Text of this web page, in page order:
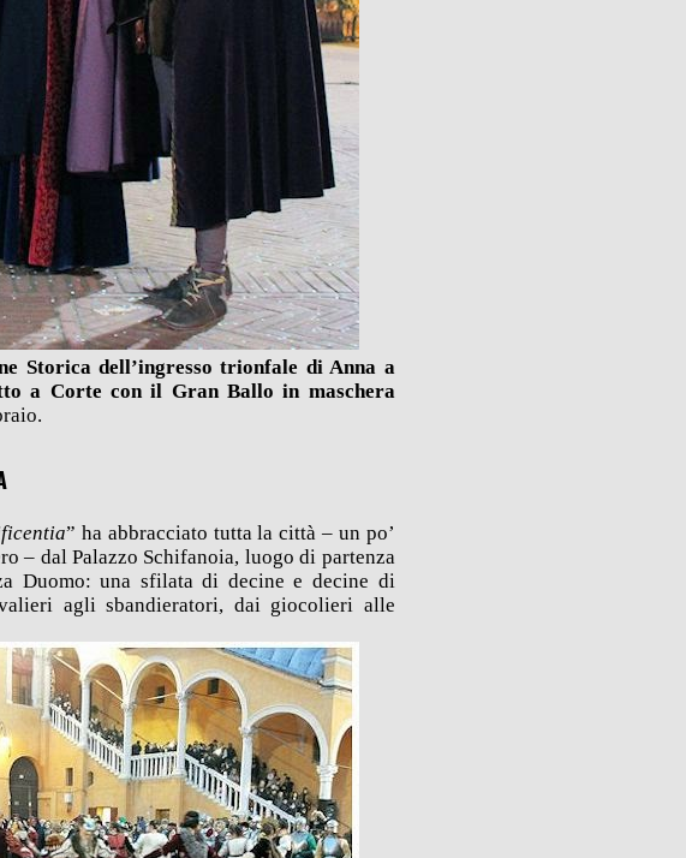
Storica dell’ingresso trionfale di Anna a
a Corte con il Gran Ballo in maschera
” ha abbracciato tutta la città – un po’
– dal Palazzo Schifanoia, luogo di partenza
Duomo: una sfilata di decine e decine di
agli sbandieratori, dai giocolieri alle